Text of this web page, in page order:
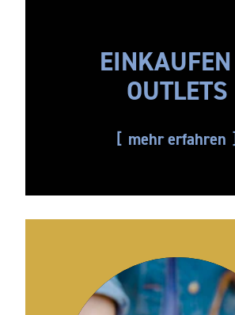
OUTLETS
mehr erfahren